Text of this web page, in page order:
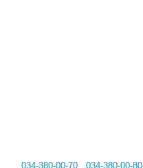
034-380-00-70
034-380-00-80